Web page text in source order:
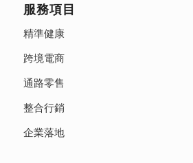
服務項目
精準健康
跨境電商
通路零售
整合行銷
企業落地